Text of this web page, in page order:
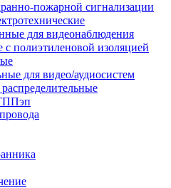
пожарной сигнализации
для видеонаблюдения
полиэтиленовой изоляцией
для видео/аудиосистем